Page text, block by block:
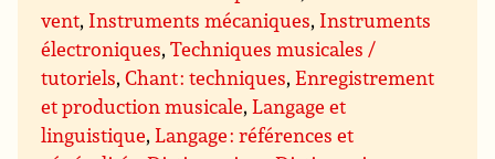
vent, Instruments mécaniques, Instruments
électroniques,Techniques musicales /
tutoriels,Chant : techniques,Enregistrement
et production musicale,Langage et
linguistique,Langage : références et